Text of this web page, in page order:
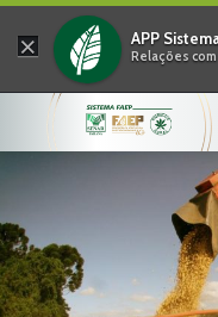
× APP
Relações